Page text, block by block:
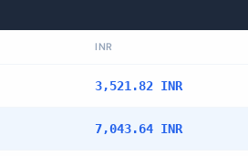
INR
3,521.82 INR
7,043.64 INR